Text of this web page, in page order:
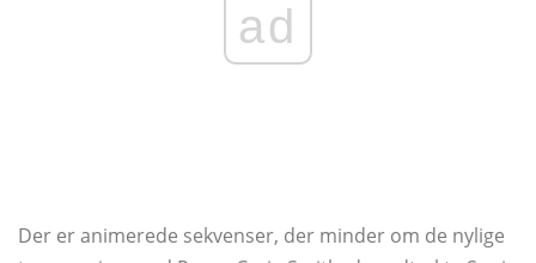
ad
Der er animerede sekvenser, der minder om de nylige